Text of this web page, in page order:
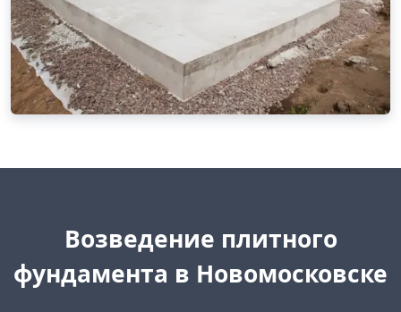
Возведение плитного
фундамента в Новомосковске